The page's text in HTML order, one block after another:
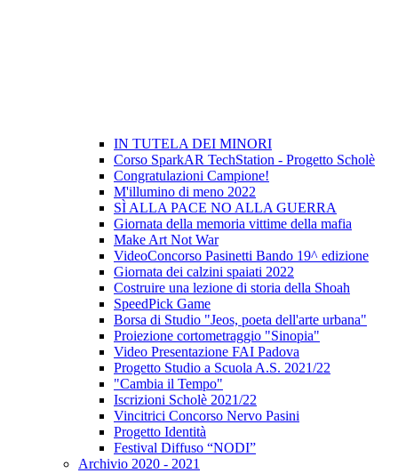
IN TUTELA DEI MINORI
Corso SparkAR TechStation - Progetto Scholè
Congratulazioni Campione!
M'illumino di meno 2022
SÌ ALLA PACE NO ALLA GUERRA
Giornata della memoria vittime della mafia
Make Art Not War
VideoConcorso Pasinetti Bando 19^ edizione
Giornata dei calzini spaiati 2022
Costruire una lezione di storia della Shoah
SpeedPick Game
Borsa di Studio "Jeos, poeta dell'arte urbana"
Proiezione cortometraggio "Sinopia"
Video Presentazione FAI Padova
Progetto Studio a Scuola A.S. 2021/22
"Cambia il Tempo"
Iscrizioni Scholè 2021/22
Vincitrici Concorso Nervo Pasini
Progetto Identità
Festival Diffuso “NODI”
Archivio 2020 - 2021